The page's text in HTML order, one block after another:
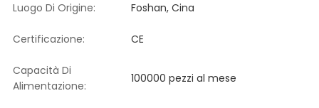
Luogo Di Origine: Foshan, Cina
Certificazione: CE
Capacità Di
Alimentazione:
100000 pezzi al mese